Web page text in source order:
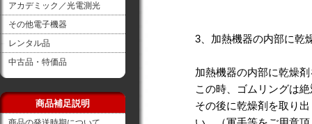
アカデミック／光電測光
その他電子機器
レンタル品
中古品・特価品
商品補足説明
3、加熱機器の内部に乾
加熱機器の内部に乾燥
この時、ゴムリングは
その後に乾燥剤を取り